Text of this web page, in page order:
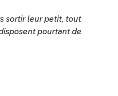
sortir leur petit, tout
pourtant de